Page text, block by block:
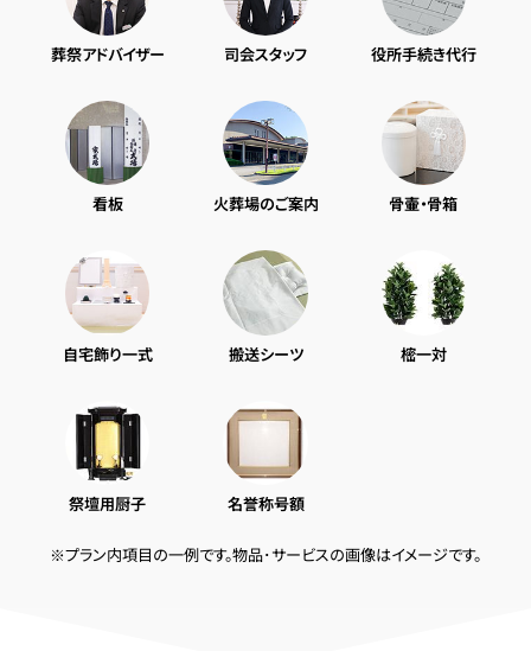
葬祭アドバイザー 司会スタッフ 役所手続き代行
看板 火葬場のご案内 骨壷・骨箱
自宅飾り一式 搬送シーツ 樒一対
祭壇用厨子 名誉称号額
※プラン内項目の一例です。物品･サービスの画像はイメージです。